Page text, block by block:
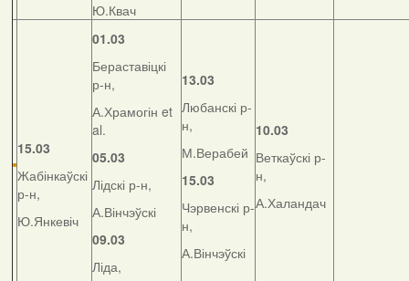
Ю.Квач
15.03
Жабінкаўскі
р-н,
Ю.Янкевіч
01.03
Бераставіцкі
р-н,
А.Храмогін et
al.
05.03
Лідскі р-н,
А.Вінчэўскі
09.03
Ліда,
13.03
Любанскі р-
н,
М.Верабей
15.03
Чэрвенскі р-
н,
А.Вінчэўскі
10.03
Веткаўскі р-
н,
А.Халандач